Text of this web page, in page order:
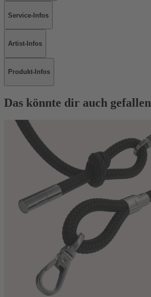
Service-Infos
Artist-Infos
Produkt-Infos
Das könnte dir auch gefallen